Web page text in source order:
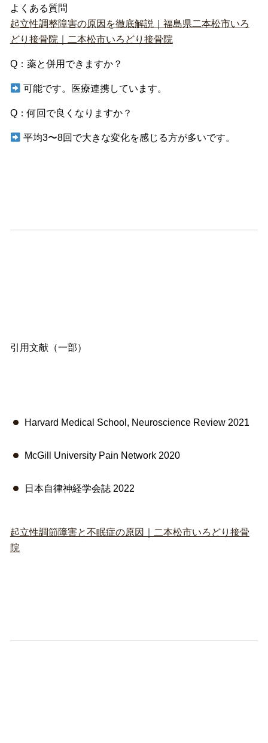
よくある質問
起立性調整障害の原因を徹底解説｜福島県二本松市いろ
どり接骨院｜二本松市いろどり接骨院
Q：薬と併用できますか？
可能です。医療連携しています。
Q：何回で良くなりますか？
平均3〜8回で大きな変化を感じる方が多いです。
引用文献（一部）
Harvard Medical School, Neuroscience Review 2021
McGill University Pain Network 2020
日本自律神経学会誌 2022
起立性調節障害と不眠症の原因｜二本松市いろどり接骨
院